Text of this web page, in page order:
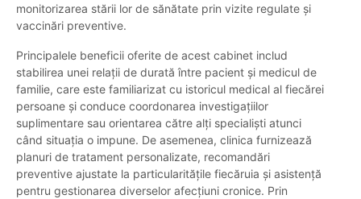
monitorizarea stării lor de sănătate prin vizite regulate și
vaccinări preventive.
Principalele beneficii oferite de acest cabinet includ
stabilirea unei relații de durată între pacient și medicul de
familie, care este familiarizat cu istoricul medical al fiecărei
persoane și conduce coordonarea investigațiilor
suplimentare sau orientarea către alți specialiști atunci
când situația o impune. De asemenea, clinica furnizează
planuri de tratament personalizate, recomandări
preventive ajustate la particularitățile fiecăruia și asistență
pentru gestionarea diverselor afecțiuni cronice. Prin